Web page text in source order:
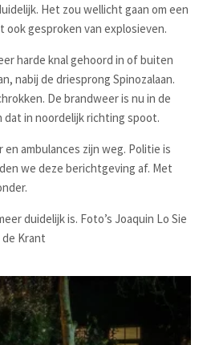
Het zou wellicht gaan om een
ook gesproken van explosieven.
harde knal gehoord in of buiten
nabij de driesprong Spinozalaan.
De brandweer is nu in de
in noordelijk richting spoot.
ambulances zijn weg. Politie is
we deze berichtgeving af. Met
duidelijk is. Foto’s Joaquin Lo Sie
Krant